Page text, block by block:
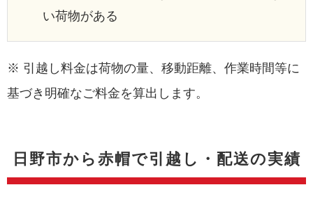
い荷物がある
※ 引越し料金は荷物の量、移動距離、作業時間等に
基づき明確なご料金を算出します。
日野市から赤帽で引越し・配送の実績